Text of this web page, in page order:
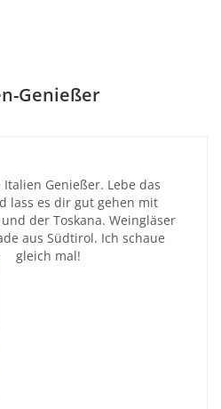
Genießer
Genießer. Lebe das
lass es dir gut gehen mit
der Toskana. Weingläser
aus Südtirol. Ich schaue
gleich mal!